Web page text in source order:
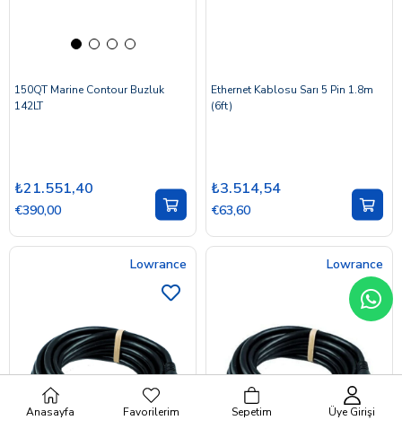
150QT Marine Contour Buzluk
142LT
₺21.551,40
€390,00
Ethernet Kablosu Sarı 5 Pin 1.8m
(6ft)
₺3.514,54
€63,60
Lowrance Lowrance
Anasayfa Favorilerim Sepetim Üye Girişi